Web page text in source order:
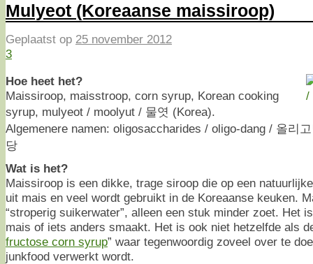
Mulyeot (Koreaanse maissiroop)
Geplaatst op 25 november 2012
3
Hoe heet het?
Maissiroop, maisstroop, corn syrup, Korean cooking
syrup, mulyeot / moolyut / 물엿 (Korea).
Algemenere namen: oligosaccharides / oligo-dang / 올리
당
Wat is het?
Maissiroop is een dikke, trage siroop die op een
uit mais en veel wordt gebruikt in de Koreaanse keuken.
“stroperig suikerwater”, alleen een stuk minder zoet. Het
mais of iets anders smaakt. Het is ook niet hetzelfde als
fructose corn syrup” waar tegenwoordig zoveel over te
junkfood verwerkt wordt.